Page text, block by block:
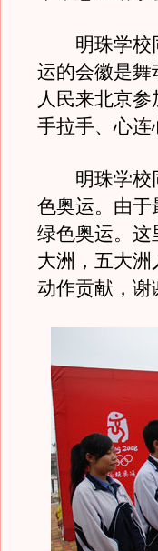
明珠学校同
运的会徽是舞
人民来北京
手拉手、心连
明珠学校同
色奥运。由于
绿色奥运。这
大洲，五大
动作贡献，谢